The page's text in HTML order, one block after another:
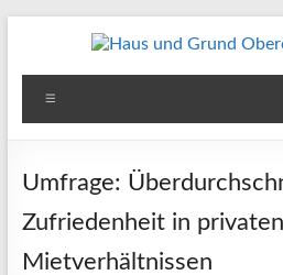
Haus
und
Grund
Oberes
Volmetal
Umfrage:
Zufriedenheit in privaten
Mietverhältnissen